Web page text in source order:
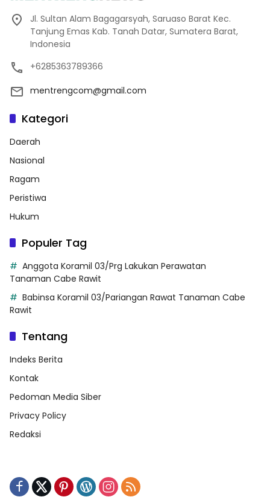
Jl. Sultan Alam Bagagarsyah, Saruaso Barat Kec.
Tanjung Emas Kab. Tanah Datar, Sumatera Barat,
Indonesia
+6285363789366
mentrengcom@gmail.com
Kategori
Daerah
Nasional
Ragam
Peristiwa
Hukum
Populer Tag
Anggota Koramil 03/Prg Lakukan Perawatan
Tanaman Cabe Rawit
Babinsa Koramil 03/Pariangan Rawat Tanaman Cabe
Rawit
Tentang
Indeks Berita
Kontak
Pedoman Media Siber
Privacy Policy
Redaksi